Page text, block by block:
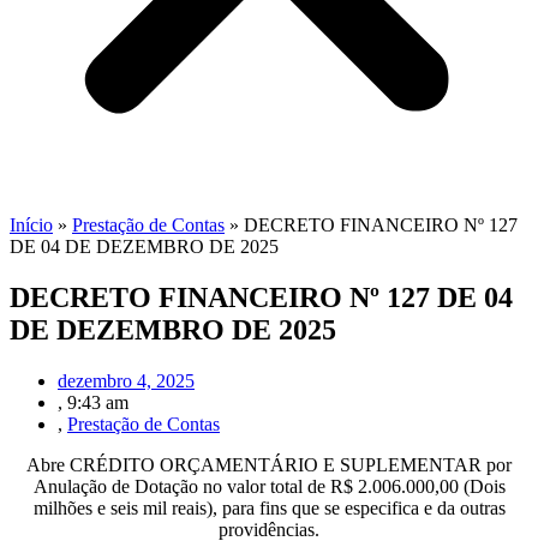
Início » Prestação de Contas » DECRETO FINANCEIRO Nº 127
DE 04 DE DEZEMBRO DE 2025
DECRETO FINANCEIRO Nº 127 DE 04
DE DEZEMBRO DE 2025
dezembro 4, 2025
, 9:43 am
, Prestação de Contas
Abre CRÉDITO ORÇAMENTÁRIO E SUPLEMENTAR por
Anulação de Dotação no valor total de R$ 2.006.000,00 (Dois
milhões e seis mil reais), para fins que se especifica e da outras
providências.